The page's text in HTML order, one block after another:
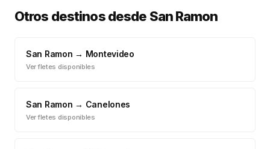
Otros destinos desde San Ramon
San Ramon → Montevideo
Ver fletes disponibles
San Ramon → Canelones
Ver fletes disponibles